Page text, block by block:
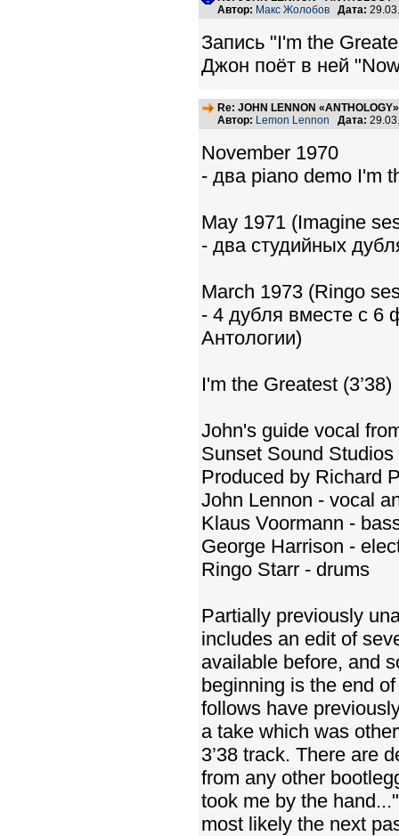
Автор: Макс Жолобов Дата:
Запись "I'm the
Джон поёт в ней
Re: JOHN LENNON
Автор: Lemon Lennon Дата:
November 1970
- два piano demo I'm
May 1971 (Imagine
- два студийных
March 1973 (Ringo
- 4 дубля вместе с 6
Антологии)
I'm the Greatest (3’38)
John's guide vocal
Sunset Sound
Produced by Richard
John Lennon - vocal
Klaus Voormann -
George Harrison -
Ringo Starr - drums
Partially previously
includes an edit of
available before, and
beginning is the end
follows have
a take which was
3’38 track. There are
from any other
took me by the
most likely the next